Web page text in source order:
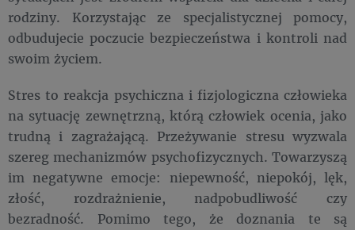
rodziny. Korzystając ze specjalistycznej pomocy,
odbudujecie poczucie bezpieczeństwa i kontroli nad
swoim życiem.
Stres to reakcja psychiczna i fizjologiczna człowieka
na sytuację zewnętrzną, którą człowiek ocenia, jako
trudną i zagrażającą. Przeżywanie stresu wyzwala
szereg mechanizmów psychofizycznych. Towarzyszą
im negatywne emocje: niepewność, niepokój, lęk,
złość, rozdrażnienie, nadpobudliwość czy
bezradność. Pomimo tego, że doznania te są